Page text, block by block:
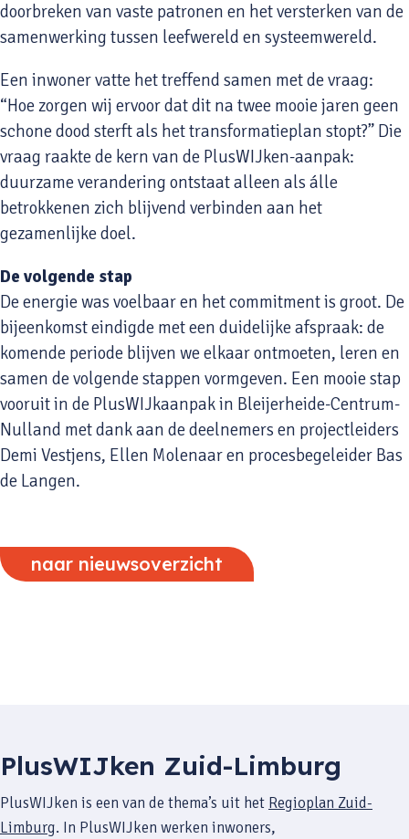
doorbreken van vaste patronen en het versterken van de
samenwerking tussen leefwereld en systeemwereld.
Een inwoner vatte het treffend samen met de vraag:
“Hoe zorgen wij ervoor dat dit na twee mooie jaren geen
schone dood sterft als het transformatieplan stopt?” Die
vraag raakte de kern van de PlusWIJken-aanpak:
duurzame verandering ontstaat alleen als álle
betrokkenen zich blijvend verbinden aan het
gezamenlijke doel.
De volgende stap
De energie was voelbaar en het commitment is groot. De
bijeenkomst eindigde met een duidelijke afspraak: de
komende periode blijven we elkaar ontmoeten, leren en
samen de volgende stappen vormgeven. Een mooie stap
vooruit in de PlusWIJkaanpak in Bleijerheide-Centrum-
Nulland met dank aan de deelnemers en projectleiders
Demi Vestjens, Ellen Molenaar en procesbegeleider Bas
de Langen.
naar nieuwsoverzicht
PlusWIJken Zuid-Limburg
PlusWIJken is een van de thema’s uit het Regioplan Zuid-
Limburg. In PlusWIJken werken inwoners,